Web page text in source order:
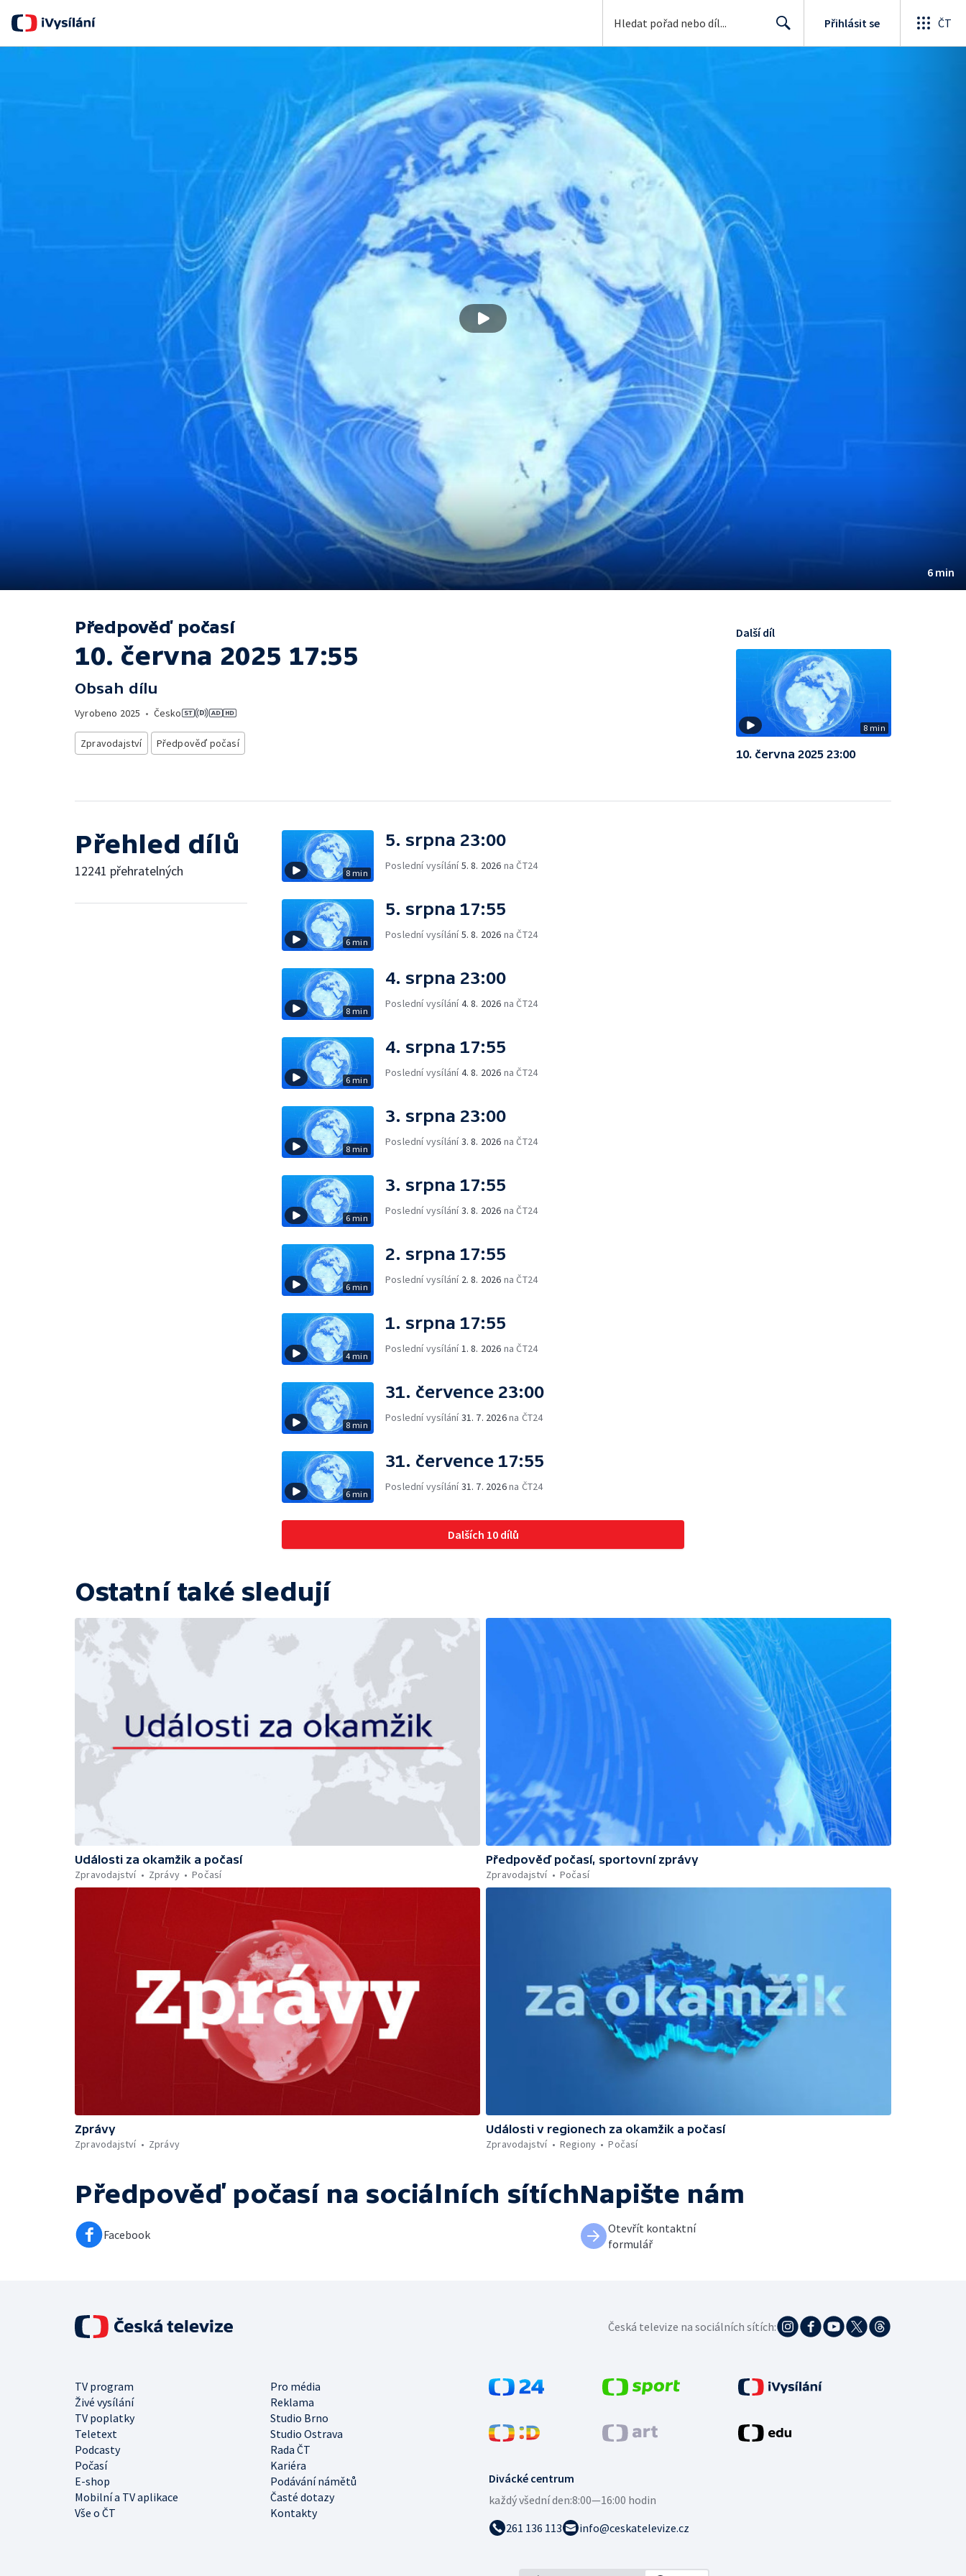
Přihlásit se ČT
6 min
Předpověď počasí
10. června 2025 17:55
Obsah dílu
Vyrobeno 2025 • Česko
Zpravodajství Předpověď počasí
8 min
Další díl
10. června 2025 23:00
Přehled dílů
12241 přehratelných 8 min
5. srpna 23:00
Poslední vysílání5. 8. 2026 na ČT24
6 min
5. srpna 17:55
Poslední vysílání5. 8. 2026 na ČT24
8 min
4. srpna 23:00
Poslední vysílání4. 8. 2026 na ČT24
6 min
4. srpna 17:55
Poslední vysílání4. 8. 2026 na ČT24
8 min
3. srpna 23:00
Poslední vysílání3. 8. 2026 na ČT24
6 min
3. srpna 17:55
Poslední vysílání3. 8. 2026 na ČT24
6 min
2. srpna 17:55
Poslední vysílání 2. 8. 2026 na ČT24
4 min
1. srpna 17:55
Poslední vysílání 1. 8. 2026 na ČT24
8 min
31. července 23:00
Poslední vysílání31. 7. 2026na ČT24
6 min
31. července 17:55
Poslední vysílání31. 7. 2026na ČT24
Dalších 10 dílů
Ostatní také sledují
Události za okamžik a počasí
Zpravodajství
Zprávy Počasí
Předpověď počasí, sportovní zprávy
Zpravodajství
Počasí
Zprávy
Zpravodajství
Zprávy
Události v regionech za okamžik a počasí
Zpravodajství
Regiony Počasí
Předpověď počasí na sociálních sítích
Facebook
Napište nám
Otevřít kontaktní
formulář
Divácké centrum
každý všední den:8:00—16:00 hodin
261 136 113
info@ceskatelevize.cz
TV program
Pro média
Živé vysílání
Reklama
TV poplatky
Studio Brno
Teletext
Studio Ostrava
Podcasty
Rada ČT
Počasí
Kariéra
E-shop
Podávání námětů
Mobilní a TV aplikace
Časté dotazy
Vše o ČT
Kontakty
Česká televize na sociálních sítích: